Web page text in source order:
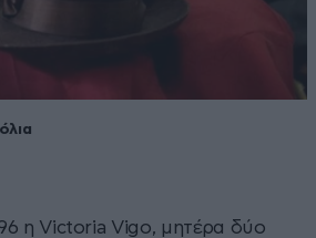
η Victoria Vigo, μητέρα δύο